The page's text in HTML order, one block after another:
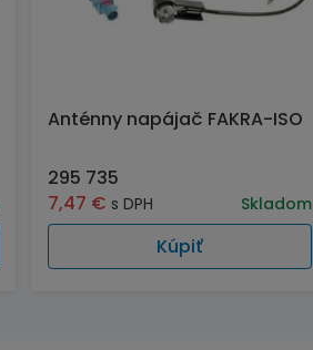
Anténny napájač FAKRA-ISO
295 735
7,47 € s DPH Skladom
Kúpiť